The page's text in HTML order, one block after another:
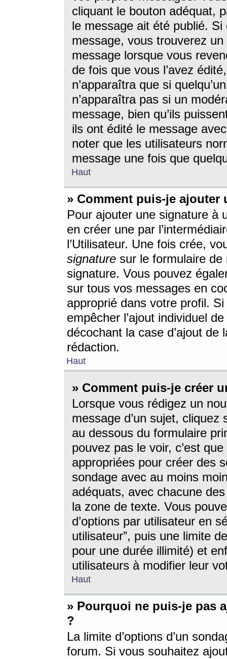
cliquant le bouton adéquat,
le message ait été publié. Si
message, vous trouverez
message lorsque vous
de fois que vous l’avez
n’apparaîtra que si
n’apparaîtra pas si un
message, bien qu’ils
ils ont édité le message
noter que les utilisateurs
message une fois que
Haut
» Comment puis-je ajouter
Pour ajouter une signature à
en créer une par
l’Utilisateur. Une fois crée,
signature sur le formulaire de
signature. Vous pouvez
sur tous vos messages en
approprié dans votre profil.
empêcher l’ajout individuel
décochant la case d’ajout
rédaction.
Haut
» Comment puis-je créer
Lorsque vous rédigez un
message d’un sujet, cliquez
au dessous du formulaire
pouvez pas le voir, c’est
appropriées pour créer des
sondage avec au moins
adéquats, avec chacune
la zone de texte. Vous
d’options par utilisateur en
utilisateur”, puis une limite
pour une durée illimité) et
utilisateurs à modifier leur
Haut
» Pourquoi ne puis-je pas
?
La limite d’options d’un
forum. Si vous souhaitez